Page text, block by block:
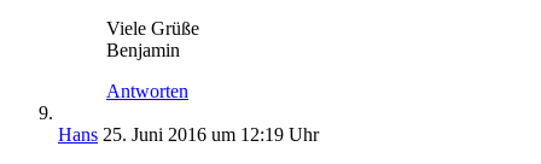
Viele Grüße
Benjamin
Antworten
Hans 25. Juni 2016 um 12:19 Uhr